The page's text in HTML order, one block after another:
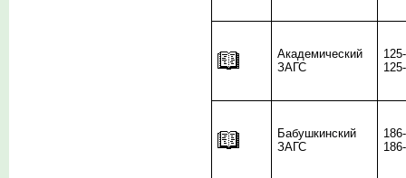
Академический
ЗАГС
Бабушкинский
ЗАГС